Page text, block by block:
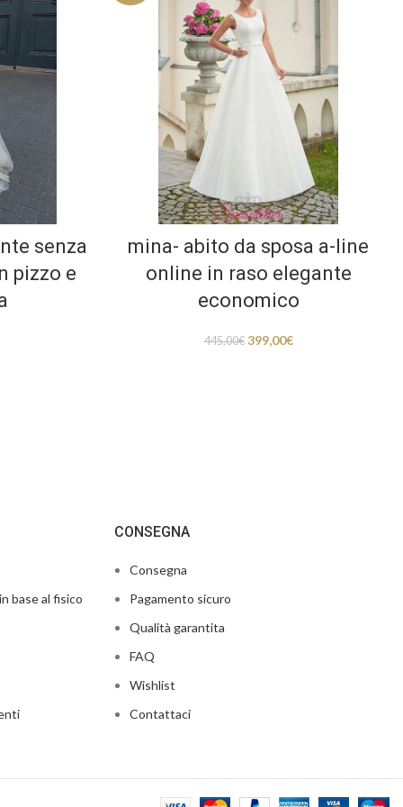
senza
pizzo e
mina- abito da sposa a-line
online in raso elegante
economico
445,00€ 399,00€
base al fisico
CONSEGNA
Consegna
Pagamento sicuro
Qualità garantita
FAQ
Wishlist
Contattaci